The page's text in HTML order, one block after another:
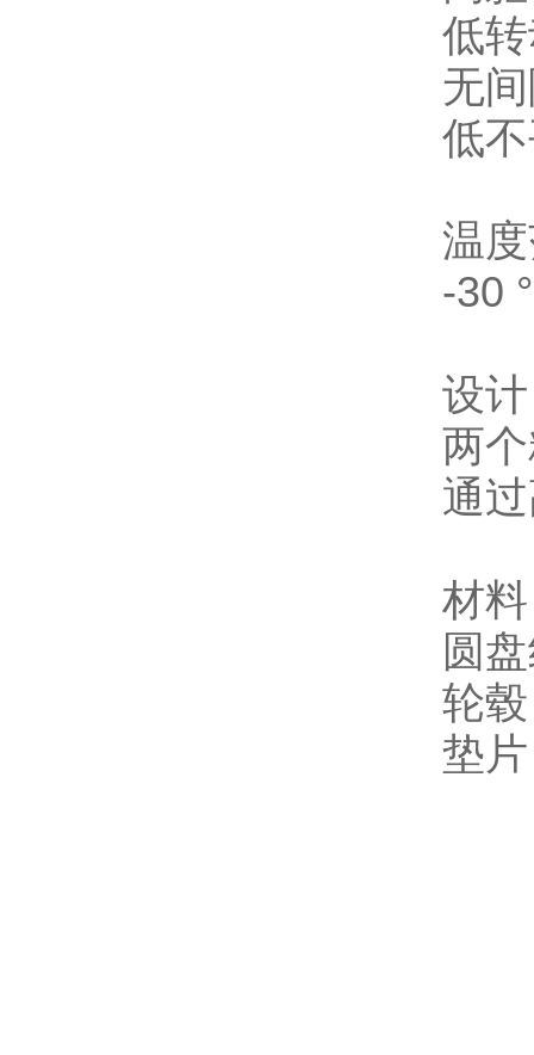
低
无
低
温
-30
设
两
通
材
圆
轮
垫